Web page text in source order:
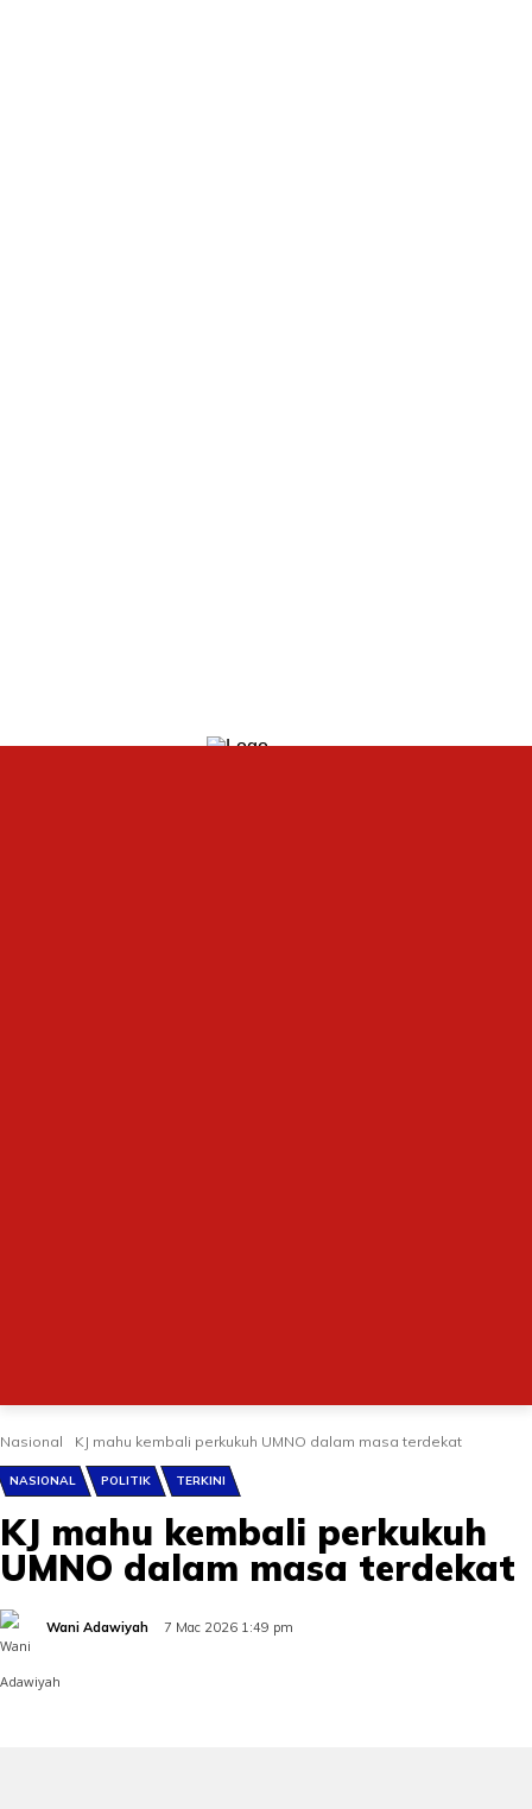
Nasional KJ mahu kembali perkukuh UMNO dalam masa terdekat
NASIONAL POLITIK TERKINI
KJ mahu kembali perkukuh
UMNO dalam masa terdekat
Wani Adawiyah 7 Mac 2026 1:49 pm